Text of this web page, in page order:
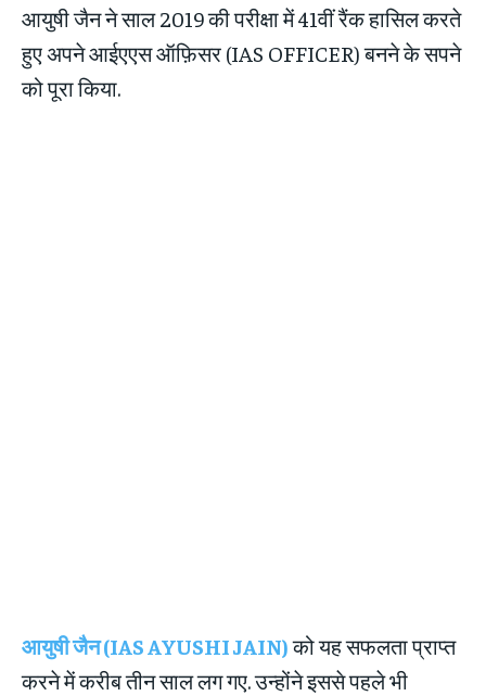
आयुषी जैन ने साल 2019 की परीक्षा में 41वीं रैंक हासिल करते
हुए अपने आईएएस ऑफ़िसर (IAS OFFICER) बनने के सपने
को पूरा किया.
आयुषी जैन (IAS AYUSHI JAIN)को यह सफलता प्राप्त
करने में करीब तीन साल लग गए. उन्होंने इससे पहले भी